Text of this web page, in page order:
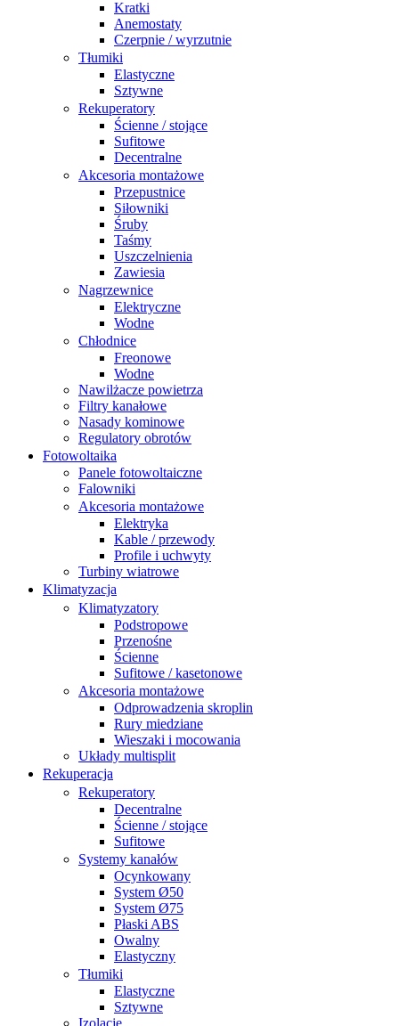
Kratki
Anemostaty
Czerpnie / wyrzutnie
Tłumiki
Elastyczne
Sztywne
Rekuperatory
Ścienne / stojące
Sufitowe
Decentralne
Akcesoria montażowe
Przepustnice
Siłowniki
Śruby
Taśmy
Uszczelnienia
Zawiesia
Nagrzewnice
Elektryczne
Wodne
Chłodnice
Freonowe
Wodne
Nawilżacze powietrza
Filtry kanałowe
Nasady kominowe
Regulatory obrotów
Fotowoltaika
Panele fotowoltaiczne
Falowniki
Akcesoria montażowe
Elektryka
Kable / przewody
Profile i uchwyty
Turbiny wiatrowe
Klimatyzacja
Klimatyzatory
Podstropowe
Przenośne
Ścienne
Sufitowe / kasetonowe
Akcesoria montażowe
Odprowadzenia skroplin
Rury miedziane
Wieszaki i mocowania
Układy multisplit
Rekuperacja
Rekuperatory
Decentralne
Ścienne / stojące
Sufitowe
Systemy kanałów
Ocynkowany
System Ø50
System Ø75
Płaski ABS
Owalny
Elastyczny
Tłumiki
Elastyczne
Sztywne